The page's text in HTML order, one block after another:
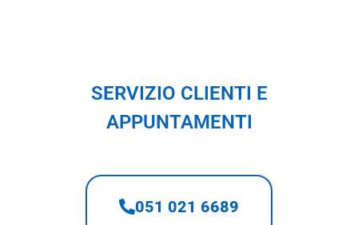
SERVIZIO CLIENTI E
APPUNTAMENTI
051 021 6689